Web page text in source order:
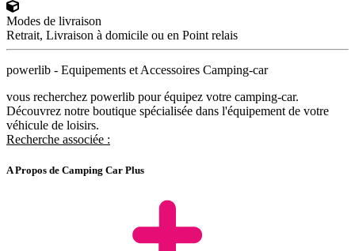
Modes de livraison
Retrait, Livraison à domicile ou en Point relais
powerlib - Equipements et Accessoires Camping-car
vous recherchez powerlib pour équipez votre camping-car.
Découvrez notre boutique spécialisée dans l'équipement de votre
véhicule de loisirs.
Recherche associée :
A Propos de Camping Car Plus